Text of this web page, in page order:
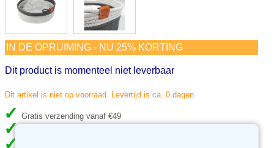
IN DE OPRUIMING - NU 25% KORTING
Dit product is momenteel niet leverbaar
Dit artikel is niet op voorraad. Levertijd is ca. 0 dagen.
Gratis verzending vanaf €49